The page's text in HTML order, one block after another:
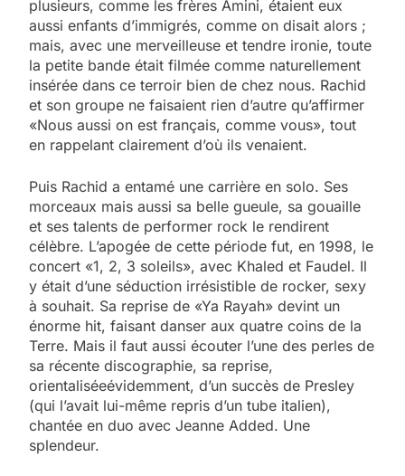
plusieurs, comme les frères Amini, étaient eux
aussi enfants d’immigrés, comme on disait alors ;
mais, avec une merveilleuse et tendre ironie, toute
la petite bande était filmée comme naturellement
insérée dans ce terroir bien de chez nous. Rachid
et son groupe ne faisaient rien d’autre qu’affirmer
«Nous aussi on est français, comme vous», tout
en rappelant clairement d’où ils venaient.
Puis Rachid a entamé une carrière en solo. Ses
morceaux mais aussi sa belle gueule, sa gouaille
et ses talents de performer rock le rendirent
célèbre. L’apogée de cette période fut, en 1998, le
concert «1, 2, 3 soleils», avec Khaled et Faudel. Il
y était d’une séduction irrésistible de rocker, sexy
à souhait. Sa reprise de «Ya Rayah» devint un
énorme hit, faisant danser aux quatre coins de la
Terre. Mais il faut aussi écouter l’une des perles de
sa récente discographie, sa reprise,
orientaliséeévidemment, d’un succès de Presley
(qui l’avait lui-même repris d’un tube italien),
chantée en duo avec Jeanne Added. Une
splendeur.